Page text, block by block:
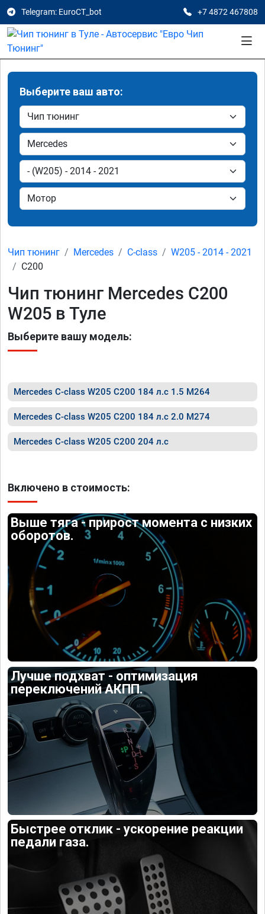
Telegram: EuroCT_bot +7 4872 467808
Выберите ваш авто:
Чип тюнинг Mercedes C-class
W205 - 2014 - 2021
C200
Чип тюнинг Mercedes C200
W205 в Туле
Выберите вашу модель:
Mercedes C-class W205 C200 184 л.с 1.5 M264
Mercedes C-class W205 C200 184 л.с 2.0 M274
Mercedes C-class W205 C200 204 л.с
Включено в стоимость:
Выше тяга - прирост момента с низких
оборотов.
Лучше подхват - оптимизация
переключений АКПП.
Быстрее отклик - ускорение реакции
педали газа.